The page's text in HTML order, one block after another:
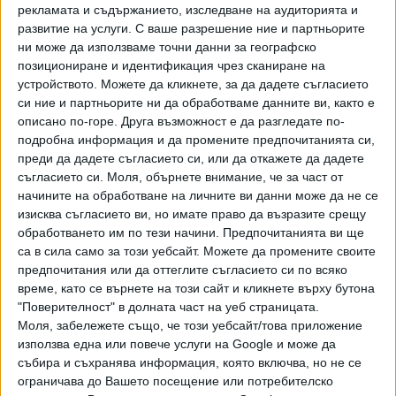
рекламата и съдържанието, изследване на аудиторията и
развитие на услуги. С ваше разрешение ние и партньорите
ни може да използваме точни данни за географско
позициониране и идентификация чрез сканиране на
устройството. Можете да кликнете, за да дадете съгласието
си ние и партньорите ни да обработваме данните ви, както е
описано по-горе. Друга възможност е да разгледате по-
подробна информация и да промените предпочитанията си,
преди да дадете съгласието си, или да откажете да дадете
съгласието си.
Моля, обърнете внимание, че за част от
начините на обработване на личните ви данни може да не се
изисква съгласието ви, но имате право да възразите срещу
обработването им по тези начини. Предпочитанията ви ще
са в сила само за този уебсайт. Можете да промените своите
предпочитания или да оттеглите съгласието си по всяко
време, като се върнете на този сайт и кликнете върху бутона
"Поверителност" в долната част на уеб страницата.
Моля, забележете също, че този уебсайт/това приложение
използва една или повече услуги на Google и може да
събира и съхранява информация, която включва, но не се
ограничава до Вашето посещение или потребителско
"Целият феномен футбол се крепи на неразривната
връзка между клубове и фенове. Не знам с какъв акъл
забраняваш на феновете да гледат националния отбор на
живо. Настоявам хората да не бъдат ограничавани. Не
може да бъдат затваряни стадионите. Трибуните са
направени за привържениците. Вместо да се чудим как
да напълним стадионите, ние ги затваряме. Това е
абсурдно и няма как да стане. Ние държим да се намери
решение. Двете страни трябва да седнат и да
разговарят.Когато има такива проблеми, най-
вероятно управлението на БФС не е добро. Ако вие
сте добър управник, няма причина да се налагат такива
мерки. Моята информация е, че унгарската държава не е
доволна от това, че мачът ще се играе без публика. За
мен това не е решение. Настояваме БФС да намери
решение на този проблем", каза Димитър Илиев пред
БНТ.